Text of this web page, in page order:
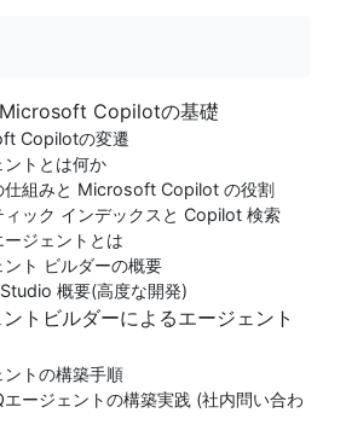
Microsoft Copilotの基礎
Copilotの変遷
ントとは何か
仕組みと Microsoft Copilot の役割
ィック インデックスと Copilot 検索
ジェントとは
ント ビルダーの概要
概要(高度な開発)
トビルダーによるエージェント
ントの構築手順
エージェントの構築実践 (社内問い合わ